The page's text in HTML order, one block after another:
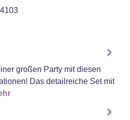
großen Party mit diesen
Das detailreiche Set mit